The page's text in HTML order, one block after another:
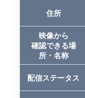
住所
映像から
確認できる場
所・名称
配信ステータス